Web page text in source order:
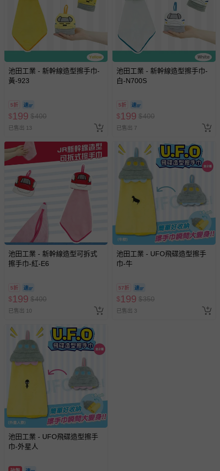
池田工業 - 新幹線造型擦手巾-
黃-923
5折
$199 $400
已售出 13
池田工業 - 新幹線造型擦手巾-
白-N700S
5折
$199 $400
已售出 7
池田工業 - 新幹線造型可拆式
擦手巾-紅-E6
5折
$199 $400
已售出 10
池田工業 - UFO飛碟造型擦手
巾-牛
57折
$199 $350
已售出 3
池田工業 - UFO飛碟造型擦手
巾-外星人